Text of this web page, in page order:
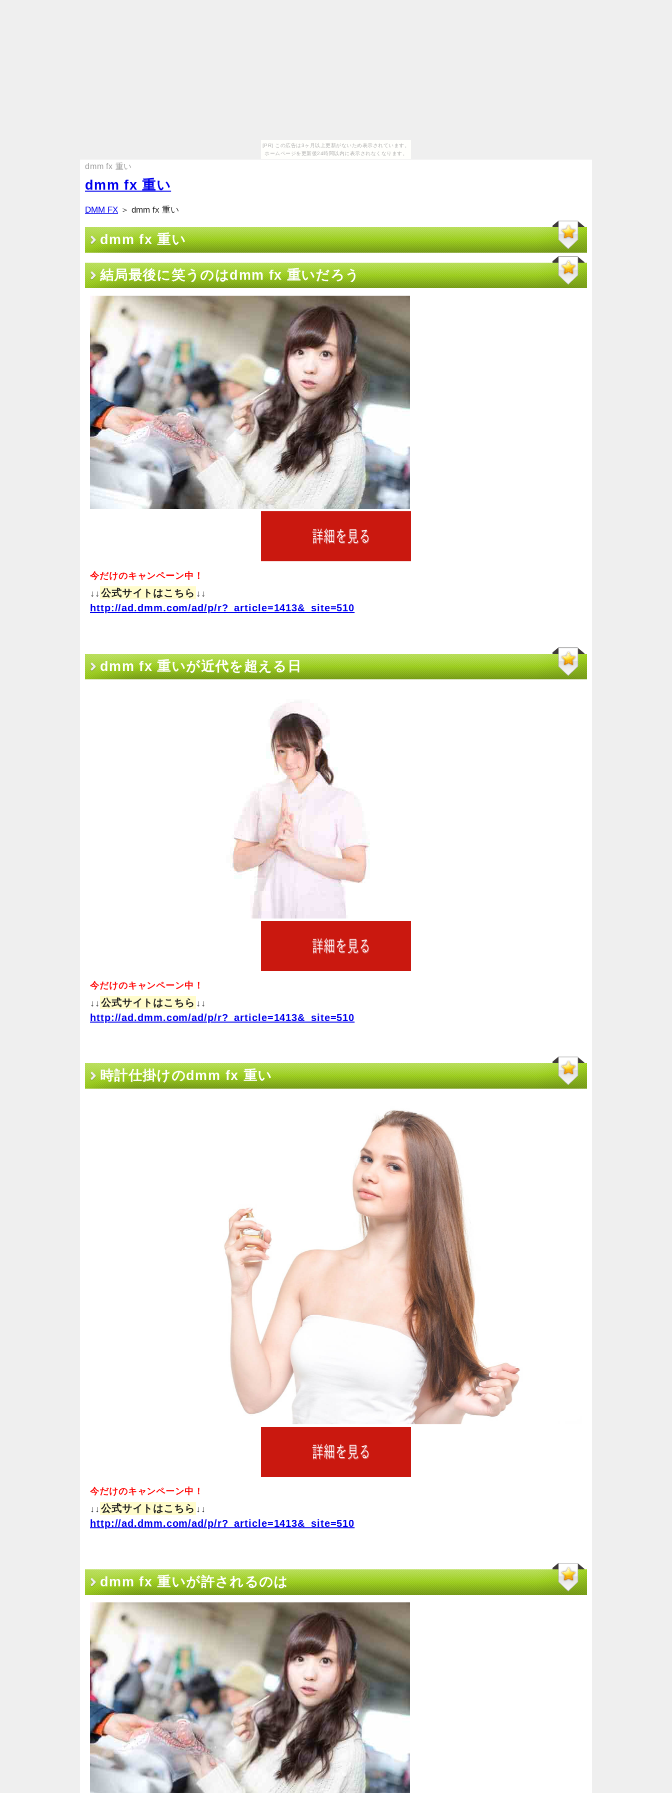
[PR] この広告は3ヶ月以上更新がないため表示されています。
ホームページを更新後24時間以内に表示されなくなります。
dmm fx 重い
dmm fx 重い
DMM FX ＞ dmm fx 重い
dmm fx 重い
結局最後に笑うのはdmm fx 重いだろう
今だけのキャンペーン中！
↓↓ 公式サイトはこちら ↓↓
http://ad.dmm.com/ad/p/r?_article=1413&_site=510
dmm fx 重いが近代を超える日
今だけのキャンペーン中！
↓↓ 公式サイトはこちら ↓↓
http://ad.dmm.com/ad/p/r?_article=1413&_site=510
時計仕掛けのdmm fx 重い
今だけのキャンペーン中！
↓↓ 公式サイトはこちら ↓↓
http://ad.dmm.com/ad/p/r?_article=1413&_site=510
dmm fx 重いが許されるのは